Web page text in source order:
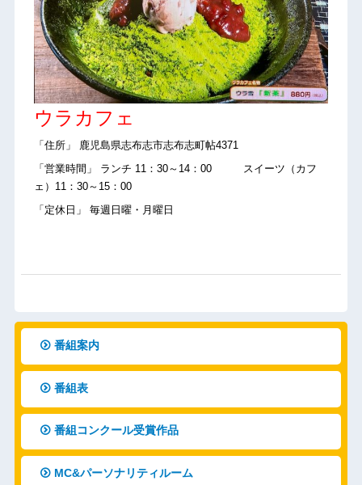
ウラカフェ
「住所」 鹿児島県志布志市志布志町帖4371
「営業時間」 ランチ 11：30～14：00 スイーツ（カフ
ェ）11：30～15：00
「定休日」 毎週日曜・月曜日
番組案内
番組表
番組コンクール受賞作品
MC&パーソナリティルーム